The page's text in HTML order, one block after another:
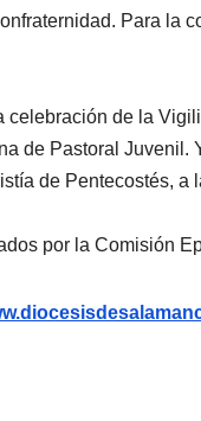
Para la
celebración de la
de Pastoral Juvenil.
de Pentecostés,
por la Comisión